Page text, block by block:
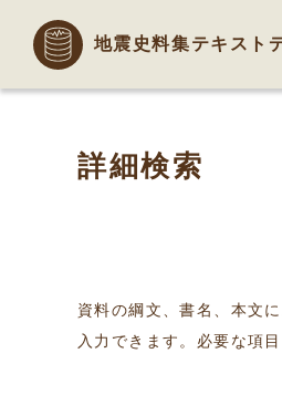
地震史料集テキスト
詳細検索
資料の綱文、書名、本文
入力できます。必要な項